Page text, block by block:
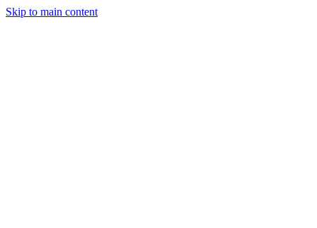
Skip to main content